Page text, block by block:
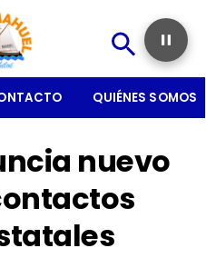
QUIÉNES SOMOS
nuevo